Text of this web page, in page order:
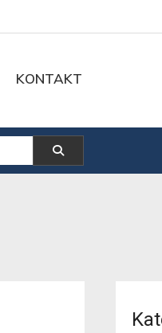
KONTAKT